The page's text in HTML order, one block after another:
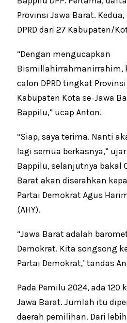
Provinsi Jawa Barat.
DPRD dari 27 Kabupaten/
“Dengan mengucapkan
Bismillahirrahmanirrahim,
calon DPRD tingkat Provinsi
Kabupaten Kota se-Jawa
Bappilu,” ucap Anton.
“Siap, saya terima. Nanti
lagi semua berkasnya,” ujar
Bappilu, selanjutnya bakal
Barat akan diserahkan
Partai Demokrat Agus
(AHY).
“Jawa Barat adalah
Demokrat. Kita songsong
Partai Demokrat,’ tandas
Pada Pemilu 2024, ada 120
Jawa Barat. Jumlah itu
daerah pemilihan. Dari